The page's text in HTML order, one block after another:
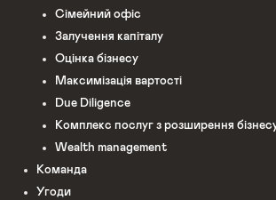
Сімейний офіс
Залучення капіталу
Оцінка бізнесу
Максимізація вартості
Due Diligence
Комплекс послуг з розширення
Wealth management
Команда
Угоди